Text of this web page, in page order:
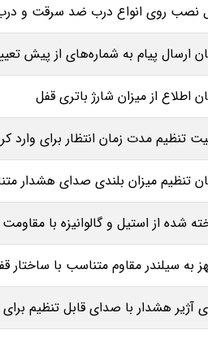
نصب روی انواع درب ضد سرقت و
ارسال پیام به شماره‌های از پیش
اطلاع از میزان شارژ باتری قفل
تنظیم مدت زمان انتظار برای وارد
تنظیم میزان بلندی صدای هشدار
شده از استیل و گالوانیزه با مقاومت
به سیلندر مقاوم متناسب با ساختار
آژیر هشدار با صدای قابل تنظیم